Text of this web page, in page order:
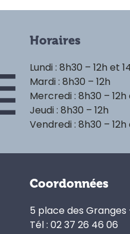
Horaires
Lundi : 8h30 – 12h et
Mardi : 8h30 – 12h
Mercredi : 8h30 – 12h
Jeudi : 8h30 – 12h
Vendredi : 8h30 – 12h
Coordonnées
5 place des Granges
Tél : 02 37 26 46 06